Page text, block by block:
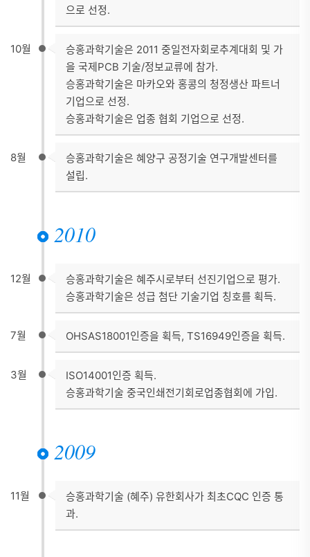
으로 선정.
10월
승홍과학기술은 2011 중일전자회로추계대회 및 가
을 국제PCB 기술/정보교류에 참가.
승홍과학기술은 마카오와 홍콩의 청정생산 파트너
기업으로 선정.
승홍과학기술은 업종 협회 기업으로 선정.
8월
승홍과학기술은 혜양구 공정기술 연구개발센터를
설립.
2010
12월
승홍과학기술은 혜주시로부터 선진기업으로 평가.
승홍과학기술은 성급 첨단 기술기업 칭호를 획득.
7월 OHSAS18001인증을 획득, TS16949인증을 획득.
3월
ISO14001인증 획득.
승홍과학기술 중국인쇄전기회로업종협회에 가입.
2009
11월
승홍과학기술 (혜주) 유한회사가 최초CQC 인증 통
과.